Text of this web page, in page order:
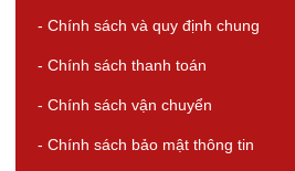
- Chính sách và quy định chung
- Chính sách thanh toán
- Chính sách vận chuyển
- Chính sách bảo mật thông tin